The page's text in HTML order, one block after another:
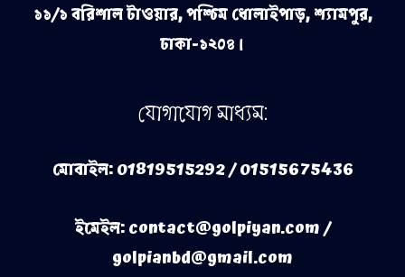
১১/১ বরিশাল টাওয়ার, পশ্চিম ধোলাইপাড়, শ্যামপুর,
ঢাকা-১২০৪।
যোগাযোগ মাধ্যম:
মোবাইল: 01819515292 / 01515675436
ইমেইল: contact@golpiyan.com /
golpianbd@gmail.com